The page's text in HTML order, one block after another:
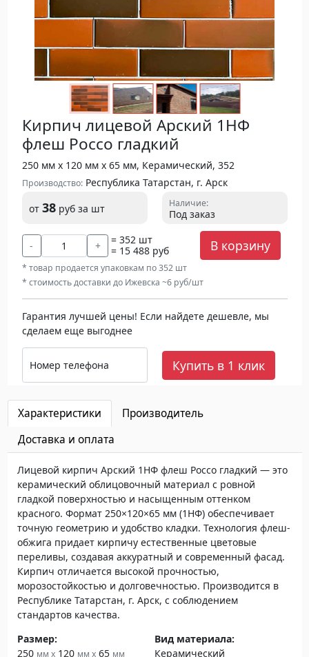
Кирпич лицевой Арский 1НФ
флеш Россо гладкий
250 мм х 120 мм х 65 мм, Керамический, 352
Производство:Республика Татарстан, г. Арск
от 38 руб за шт Наличие:
Под заказ
- +
= 352 шт
= 15 488 руб
В корзину
* товар продается упаковкам по 352 шт
* стоимость доставки до Ижевска ~6 руб/шт
Гарантия лучшей цены! Если найдете дешевле, мы
сделаем еще выгоднее
Номер телефона Купить в 1 клик
Характеристики
Производитель
Доставка и оплата
Лицевой кирпич Арский 1НФ флеш Россо гладкий — это
керамический облицовочный материал с ровной
гладкой поверхностью и насыщенным оттенком
красного. Формат 250×120×65 мм (1НФ) обеспечивает
точную геометрию и удобство кладки. Технология флеш-
обжига придает кирпичу естественные цветовые
переливы, создавая аккуратный и современный фасад.
Кирпич отличается высокой прочностью,
морозостойкостью и долговечностью. Производится в
Республике Татарстан, г. Арск, с соблюдением
стандартов качества.
Размер:
250 мм x120 мм x65 мм
Вид материала:
Керамический